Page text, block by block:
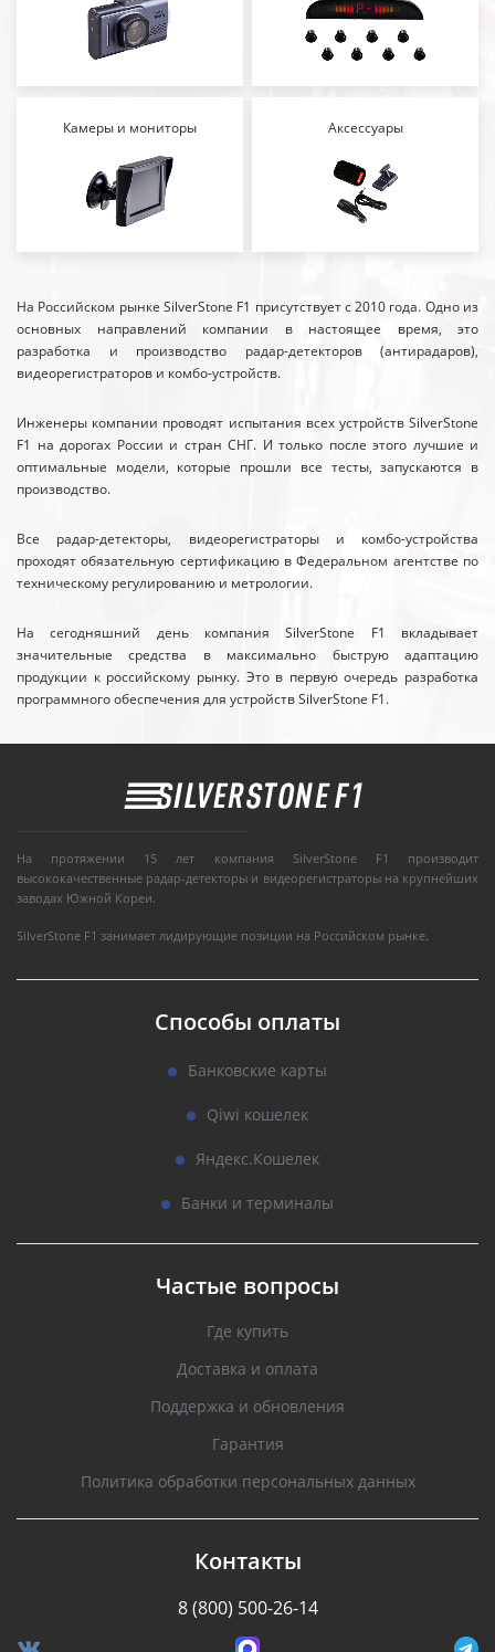
Камеры и мониторы Аксессуары
На Российском рынке SilverStone F1 присутствует с 2010 года. Одно из
основных направлений компании в настоящее время, это
разработка и производство радар-детекторов (антирадаров),
видеорегистраторов и комбо-устройств.
Инженеры компании проводят испытания всех устройств SilverStone
F1 на дорогах России и стран СНГ. И только после этого лучшие и
оптимальные модели, которые прошли все тесты, запускаются в
производство.
Все радар-детекторы, видеорегистраторы и комбо-устройства
проходят обязательную сертификацию в Федеральном агентстве по
техническому регулированию и метрологии.
На сегодняшний день компания SilverStone F1 вкладывает
значительные средства в максимально быструю адаптацию
продукции к российскому рынку. Это в первую очередь разработка
программного обеспечения для устройств SilverStone F1.
На протяжении 15 лет компания SilverStone F1 производит
высококачественные радар-детекторы и видеорегистраторы на крупнейших
заводах Южной Кореи.
SilverStone F1 занимает лидирующие позиции на Российском рынке.
Способы оплаты
Банковские карты
Qiwi кошелек
Яндекс.Кошелек
Банки и терминалы
Частые вопросы
Где купить
Доставка и оплата
Поддержка и обновления
Гарантия
Политика обработки персональных данных
Контакты
8 (800) 500-26-14